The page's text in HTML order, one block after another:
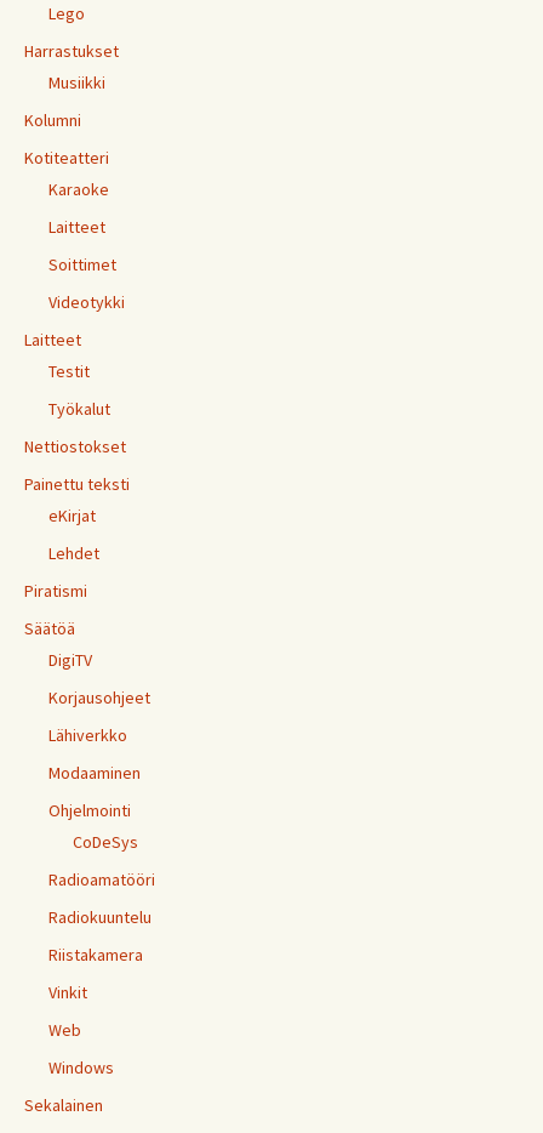
Lego
Harrastukset
Musiikki
Kolumni
Kotiteatteri
Karaoke
Laitteet
Soittimet
Videotykki
Laitteet
Testit
Työkalut
Nettiostokset
Painettu teksti
eKirjat
Lehdet
Piratismi
Säätöä
DigiTV
Korjausohjeet
Lähiverkko
Modaaminen
Ohjelmointi
CoDeSys
Radioamatööri
Radiokuuntelu
Riistakamera
Vinkit
Web
Windows
Sekalainen